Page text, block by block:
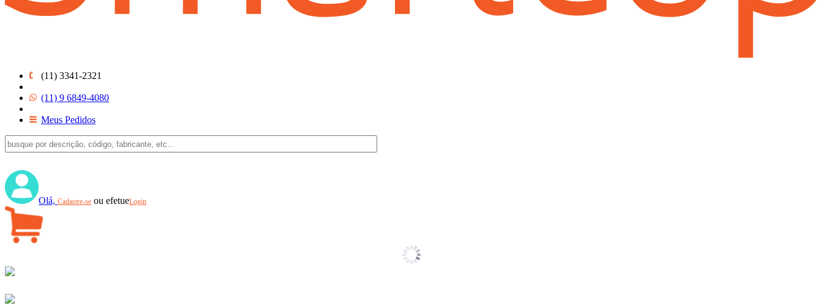
(11) 3341-2321
(11) 9 6849-4080
Meus Pedidos
Olá, Cadastre-se ou efetueLogin